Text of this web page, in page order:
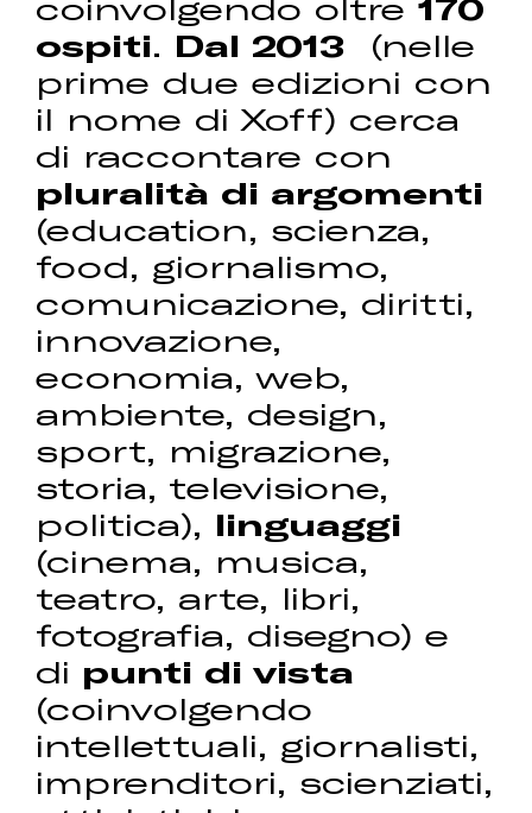
coinvolgendo oltre170
ospiti. Dal 2013 (nelle
prime due edizioni con
il nome di Xoff) cerca
di raccontare con
pluralità di argomenti
(education, scienza,
food, giornalismo,
comunicazione, diritti,
innovazione,
economia, web,
ambiente, design,
sport, migrazione,
storia, televisione,
politica), linguaggi
(cinema, musica,
teatro, arte, libri,
fotografia, disegno) e
di punti di vista
(coinvolgendo
intellettuali, giornalisti,
imprenditori, scienziati,